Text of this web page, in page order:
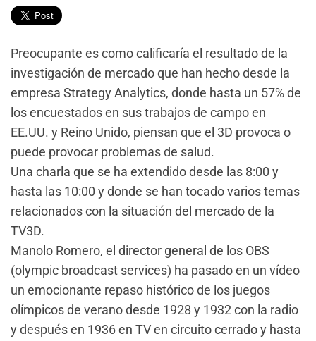
Preocupante es como calificaría el resultado de la
investigación de mercado que han hecho desde la
empresa Strategy Analytics, donde hasta un 57% de
los encuestados en sus trabajos de campo en
EE.UU. y Reino Unido, piensan que el 3D provoca o
puede provocar problemas de salud.
Una charla que se ha extendido desde las 8:00 y
hasta las 10:00 y donde se han tocado varios temas
relacionados con la situación del mercado de la
TV3D.
Manolo Romero, el director general de los OBS
(olympic broadcast services) ha pasado en un vídeo
un emocionante repaso histórico de los juegos
olímpicos de verano desde 1928 y 1932 con la radio
y después en 1936 en TV en circuito cerrado y hasta